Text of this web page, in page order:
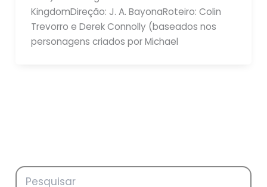
KingdomDireção: J. A. BayonaRoteiro: Colin
Trevorro e Derek Connolly (baseados nos
personagens criados por Michael